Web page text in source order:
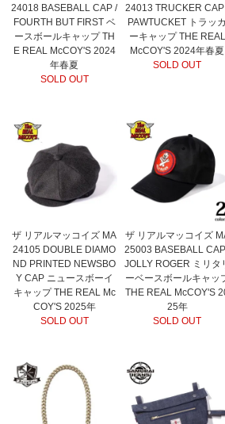
24018 BASEBALL CAP /
FOURTH BUT FIRST ベ
ースボールキャップ TH
E REAL McCOY'S 2024
年春夏
SOLD OUT
24013 TRUCKER
PAWTUCKET トラッカ
ーキャップ THE REAL
McCOY'S 2024年春夏
SOLD OUT
ザ リアルマッコイズ MA
24105 DOUBLE DIAMO
ND PRINTED NEWSBO
Y CAP ニュースボーイ
キャップ THE REAL Mc
COY'S 2025年
SOLD OUT
ザ リアルマッコイズ
25003 BASEBALL
JOLLY ROGER ミリタ
ーベースボールキャッ
THE REAL McCOY'S
25年
SOLD OUT